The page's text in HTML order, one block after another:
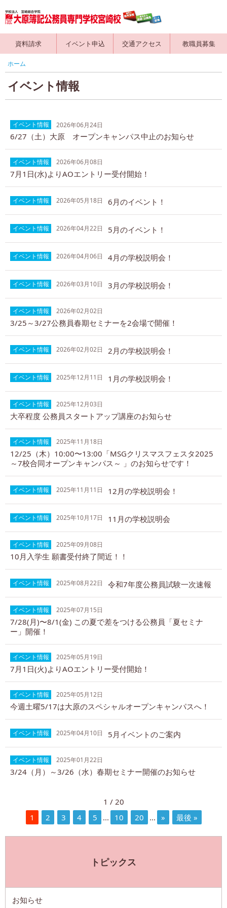
資料請求 イベント申込 交通アクセス 教職員募集
ホーム
イベント情報
イベント情報 2026年06月24日
6/27（土）大原 オープンキャンパス中止のお知らせ
イベント情報 2026年06月08日
7月1日(水)よりAOエントリー受付開始！
イベント情報 2026年05月18日 6月のイベント！
イベント情報 2026年04月22日 5月のイベント！
イベント情報 2026年04月06日 4月の学校説明会！
イベント情報 2026年03月10日 3月の学校説明会！
イベント情報 2026年02月02日
3/25～3/27公務員春期セミナーを2会場で開催！
イベント情報 2026年02月02日 2月の学校説明会！
イベント情報 2025年12月11日 1月の学校説明会！
イベント情報 2025年12月03日
大卒程度 公務員スタートアップ講座のお知らせ
イベント情報 2025年11月18日
12/25（木）10:00〜13:00「MSGクリスマスフェスタ2025
～7校合同オープンキャンパス～ 」のお知らせです！
イベント情報 2025年11月11日 12月の学校説明会！
イベント情報 2025年10月17日 11月の学校説明会
イベント情報 2025年09月08日
10月入学生 願書受付終了間近！！
イベント情報 2025年08月22日 令和7年度公務員試験一次速報
イベント情報 2025年07月15日
7/28(月)〜8/1(金) この夏で差をつける公務員「夏セミナ
ー」開催！
イベント情報 2025年05月19日
7月1日(火)よりAOエントリー受付開始！
イベント情報 2025年05月12日
今週土曜5/17は大原のスペシャルオープンキャンパスへ！
イベント情報 2025年04月10日 5月イベントのご案内
イベント情報 2025年01月22日
3/24（月）～3/26（水）春期セミナー開催のお知らせ
1 / 20
1
2 3 4 5 ... 10 20 ... » 最後 »
トピックス
お知らせ